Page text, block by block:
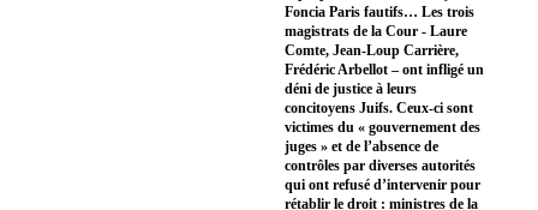
Foncia Paris fautifs… Les trois
magistrats de la Cour - Laure
Comte, Jean-Loup Carrière,
Frédéric Arbellot – ont infligé un
déni de justice à leurs
concitoyens Juifs. Ceux-ci sont
victimes du « gouvernement des
juges » et de l’absence de
contrôles par diverses autorités
qui ont refusé d’intervenir pour
rétablir le droit : ministres de la